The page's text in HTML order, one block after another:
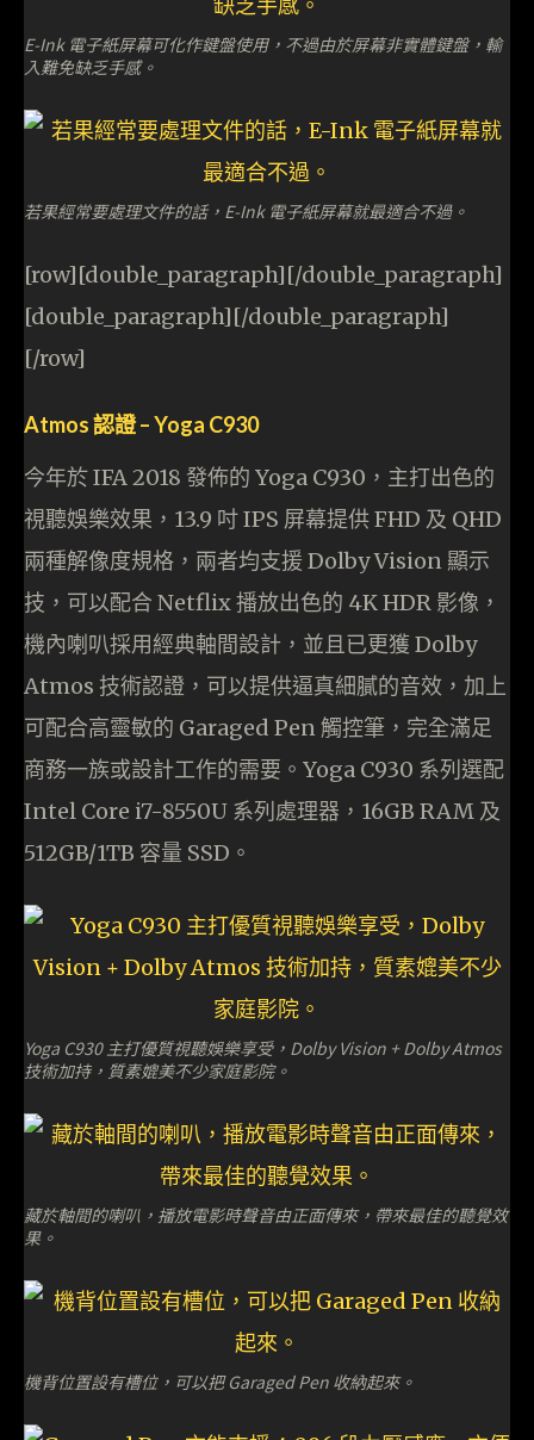
E-Ink 電子紙屏幕可化作鍵盤使用，不過由於屏幕非實體鍵盤，輸
入難免缺乏手感。
若果經常要處理文件的話，E-Ink 電子紙屏幕就最適合不過。
[row][double_paragraph][/double_paragraph]
[double_paragraph][/double_paragraph]
[/row]
Atmos 認證 – Yoga C930
今年於 IFA 2018 發佈的 Yoga C930，主打出色的
視聽娛樂效果，13.9 吋 IPS 屏幕提供 FHD 及 QHD
兩種解像度規格，兩者均支援 Dolby Vision 顯示
技，可以配合 Netflix 播放出色的 4K HDR 影像，
機內喇叭採用經典軸間設計，並且已更獲 Dolby
Atmos 技術認證，可以提供逼真細膩的音效，加上
可配合高靈敏的 Garaged Pen 觸控筆，完全滿足
商務一族或設計工作的需要。Yoga C930 系列選配
Intel Core i7-8550U 系列處理器，16GB RAM 及
512GB/1TB 容量 SSD。
Yoga C930 主打優質視聽娛樂享受，Dolby Vision + Dolby Atmos
技術加持，質素媲美不少家庭影院。
藏於軸間的喇叭，播放電影時聲音由正面傳來，帶來最佳的聽覺效
果。
機背位置設有槽位，可以把 Garaged Pen 收納起來。